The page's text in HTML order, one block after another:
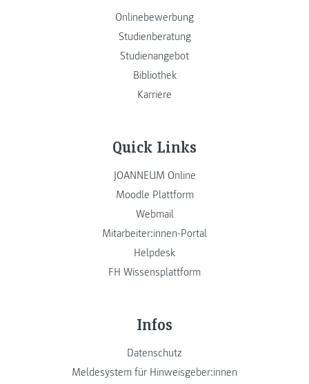
Onlinebewerbung
Studienberatung
Studienangebot
Bibliothek
Karriere
Quick Links
JOANNEUM Online
Moodle Plattform
Webmail
Mitarbeiter:innen-Portal
Helpdesk
FH Wissensplattform
Infos
Datenschutz
Meldesystem für Hinweisgeber:innen